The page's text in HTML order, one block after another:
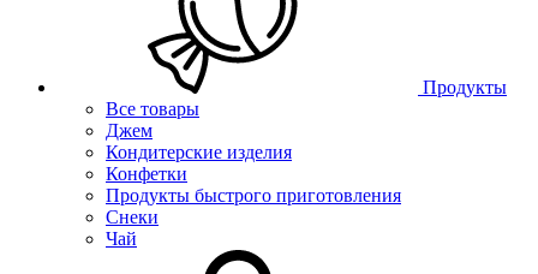
Продукты
Все товары
Джем
Кондитерские изделия
Конфетки
Продукты быстрого приготовления
Снеки
Чай